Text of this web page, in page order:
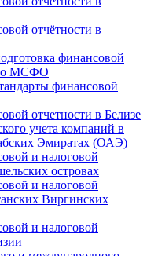
отчётности в
финансовой
МСФО
финансовой
отчетности в Белизе
учета компаний в
Эмиратах (ОАЭ)
и налоговой
островах
и налоговой
Виргинских
и налоговой